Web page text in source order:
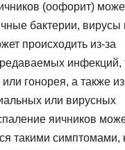
(оофорит)
бактерии, вирусы
происходить из-за
инфекций,
гонорея, а также
или вирусных
яичников
такими симптомами,